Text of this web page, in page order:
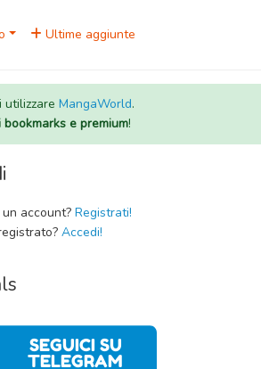
Ultime aggiunte
utilizzare MangaWorld.
e premium!
account? Registrati!
Accedi!